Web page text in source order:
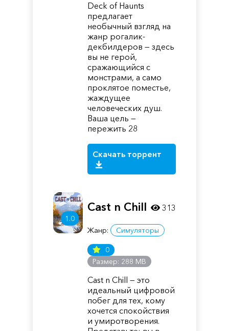
Deck of Haunts
предлагает
необычный взгляд на
жанр рогалик-
декбилдеров — здесь
вы не герой,
сражающийся с
монстрами, а само
проклятое поместье,
жаждущее
человеческих душ.
Ваша цель —
пережить 28
Скачать торрент
1.0
Cast n Chill
Жанр: Симуляторы
0
Размер: 288 MB
Cast n Chill — это
идеальный цифровой
побег для тех, кому
хочется спокойствия
и умиротворения.
313